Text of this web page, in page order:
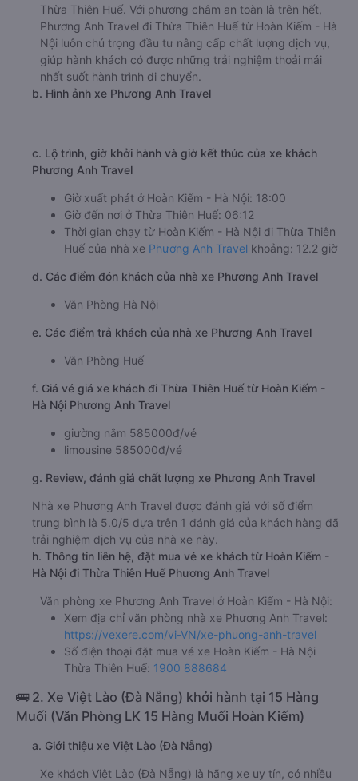
Thừa Thiên Huế. Với phương châm an toàn là trên hết,
Phương Anh Travel đi Thừa Thiên Huế từ Hoàn Kiếm - Hà
Nội luôn chú trọng đầu tư nâng cấp chất lượng dịch vụ,
giúp hành khách có được những trải nghiệm thoải mái
nhất suốt hành trình di chuyển.
b. Hình ảnh xe Phương Anh Travel
c. Lộ trình, giờ khởi hành và giờ kết thúc của xe khách
Phương Anh Travel
Giờ xuất phát ở Hoàn Kiếm - Hà Nội: 18:00
Giờ đến nơi ở Thừa Thiên Huế: 06:12
Thời gian chạy từ Hoàn Kiếm - Hà Nội đi Thừa Thiên
Huế của nhà xe Phương Anh Travel khoảng: 12.2 giờ
d. Các điểm đón khách của nhà xe Phương Anh Travel
Văn Phòng Hà Nội
e. Các điểm trả khách của nhà xe Phương Anh Travel
Văn Phòng Huế
f. Giá vé giá xe khách đi Thừa Thiên Huế từ Hoàn Kiếm -
Hà Nội Phương Anh Travel
giường nằm 585000đ/vé
limousine 585000đ/vé
g. Review, đánh giá chất lượng xe Phương Anh Travel
Nhà xe Phương Anh Travel được đánh giá với số điểm
trung bình là 5.0/5 dựa trên 1 đánh giá của khách hàng đã
trải nghiệm dịch vụ của nhà xe này.
h. Thông tin liên hệ, đặt mua vé xe khách từ Hoàn Kiếm -
Hà Nội đi Thừa Thiên Huế Phương Anh Travel
Văn phòng xe Phương Anh Travel ở Hoàn Kiếm - Hà Nội:
Xem địa chỉ văn phòng nhà xe Phương Anh Travel:
https://vexere.com/vi-VN/xe-phuong-anh-travel
Số điện thoại đặt mua vé xe Hoàn Kiếm - Hà Nội
Thừa Thiên Huế: 1900 888684
🚌 2. Xe Việt Lào (Đà Nẵng) khởi hành tại 15 Hàng
Muối (Văn Phòng LK 15 Hàng Muối Hoàn Kiếm)
a. Giới thiệu xe Việt Lào (Đà Nẵng)
Xe khách Việt Lào (Đà Nẵng) là hãng xe uy tín, có nhiều